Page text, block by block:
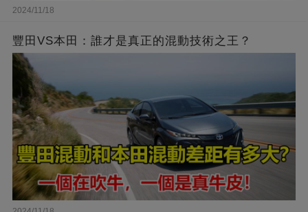
2024/11/18
豐田VS本田：誰才是真正的混動技術之王？